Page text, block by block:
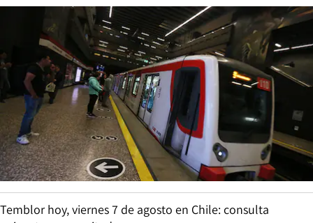
Temblor hoy, viernes 7 de agosto en Chile: consulta